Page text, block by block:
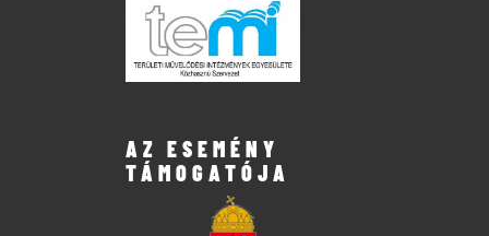
AZ ESEMÉNY
TÁMOGATÓJA